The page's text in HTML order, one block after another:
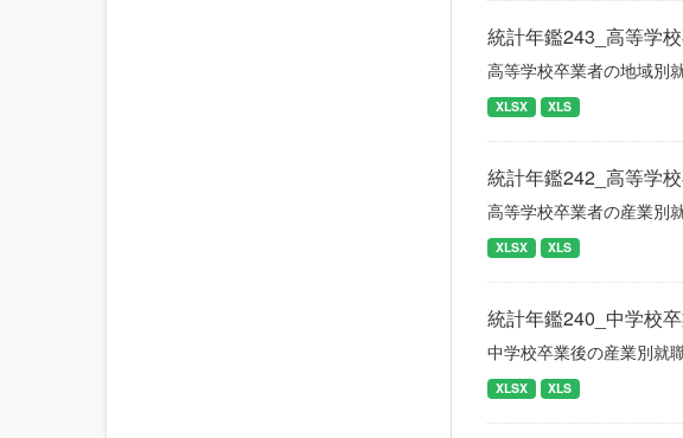
統計年鑑243_高等学
高等学校卒業者の地域別
XLSX XLS
統計年鑑242_高等学
高等学校卒業者の産業別
XLSX XLS
統計年鑑240_中学校
中学校卒業後の産業別就
XLSX XLS